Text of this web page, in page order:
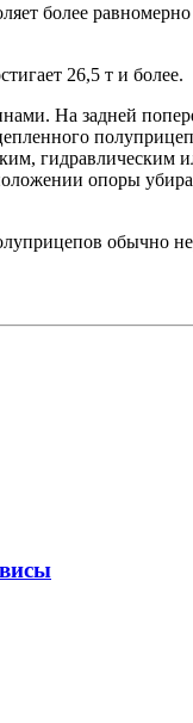
более равномерно
26,5 т и более.
На задней
гидравлическим
опоры
обычно